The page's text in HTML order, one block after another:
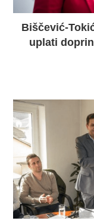
Biščević-
uplati